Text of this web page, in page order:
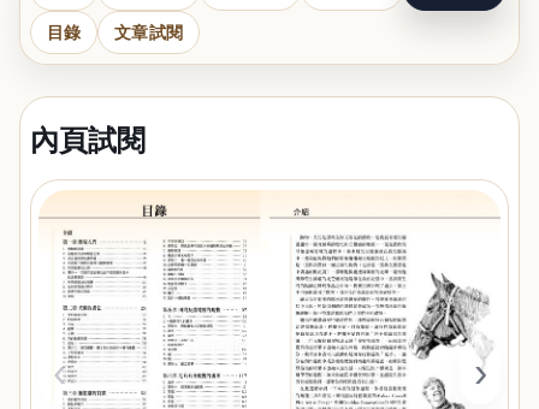
目錄 文章試閱
內頁試閱
‹ ›